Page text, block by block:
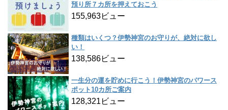
預り所７カ所を押えておこう
155,963ビュー
種類はいくつ？伊勢神宮のお守りが、絶対に欲し
い！
138,586ビュー
一生分の運を貯めに行こう！伊勢神宮のパワース
ポット10カ所ご案内
128,321ビュー